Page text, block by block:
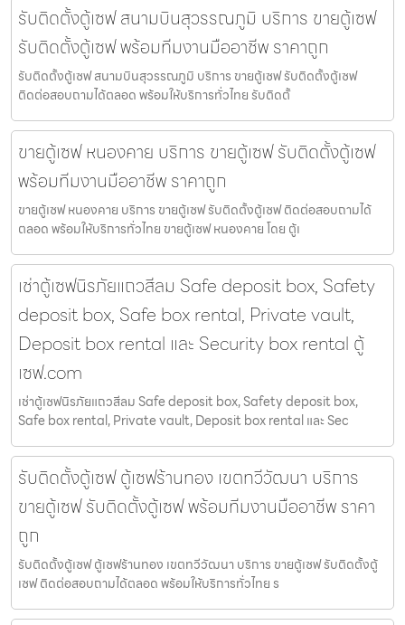
รับติดตั้งตู้เซฟ สนามบินสุวรรณภูมิ บริการ ขายตู้เซฟ
รับติดตั้งตู้เซฟ พร้อมทีมงานมืออาชีพ ราคาถูก
รับติดตั้งตู้เซฟ สนามบินสุวรรณภูมิ บริการ ขายตู้เซฟ รับติดตั้งตู้เซฟ
ติดต่อสอบถามได้ตลอด พร้อมให้บริการทั่วไทย รับติดตั้
ขายตู้เซฟ หนองคาย บริการ ขายตู้เซฟ รับติดตั้งตู้เซฟ
พร้อมทีมงานมืออาชีพ ราคาถูก
ขายตู้เซฟ หนองคาย บริการ ขายตู้เซฟ รับติดตั้งตู้เซฟ ติดต่อสอบถามได้
ตลอด พร้อมให้บริการทั่วไทย ขายตู้เซฟ หนองคาย โดย ตู้เ
เช่าตู้เซฟนิรภัยแถวสีลม Safe deposit box, Safety
deposit box, Safe box rental, Private vault,
Deposit box rental และ Security box rental ตู้
เซฟ.com
เช่าตู้เซฟนิรภัยแถวสีลม Safe deposit box, Safety deposit box,
Safe box rental, Private vault, Deposit box rental และ Sec
รับติดตั้งตู้เซฟ ตู้เซฟร้านทอง เขตทวีวัฒนา บริการ
ขายตู้เซฟ รับติดตั้งตู้เซฟ พร้อมทีมงานมืออาชีพ ราคา
ถูก
รับติดตั้งตู้เซฟ ตู้เซฟร้านทอง เขตทวีวัฒนา บริการ ขายตู้เซฟ รับติดตั้งตู้
เซฟ ติดต่อสอบถามได้ตลอด พร้อมให้บริการทั่วไทย ร